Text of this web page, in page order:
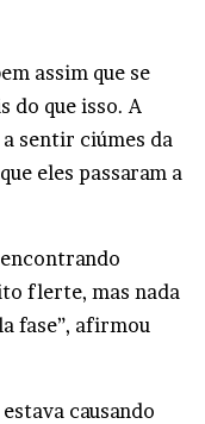
assim que se
do que isso. A
sentir ciúmes da
eles passaram a
encontrando
flerte, mas nada
fase”, afirmou
causando